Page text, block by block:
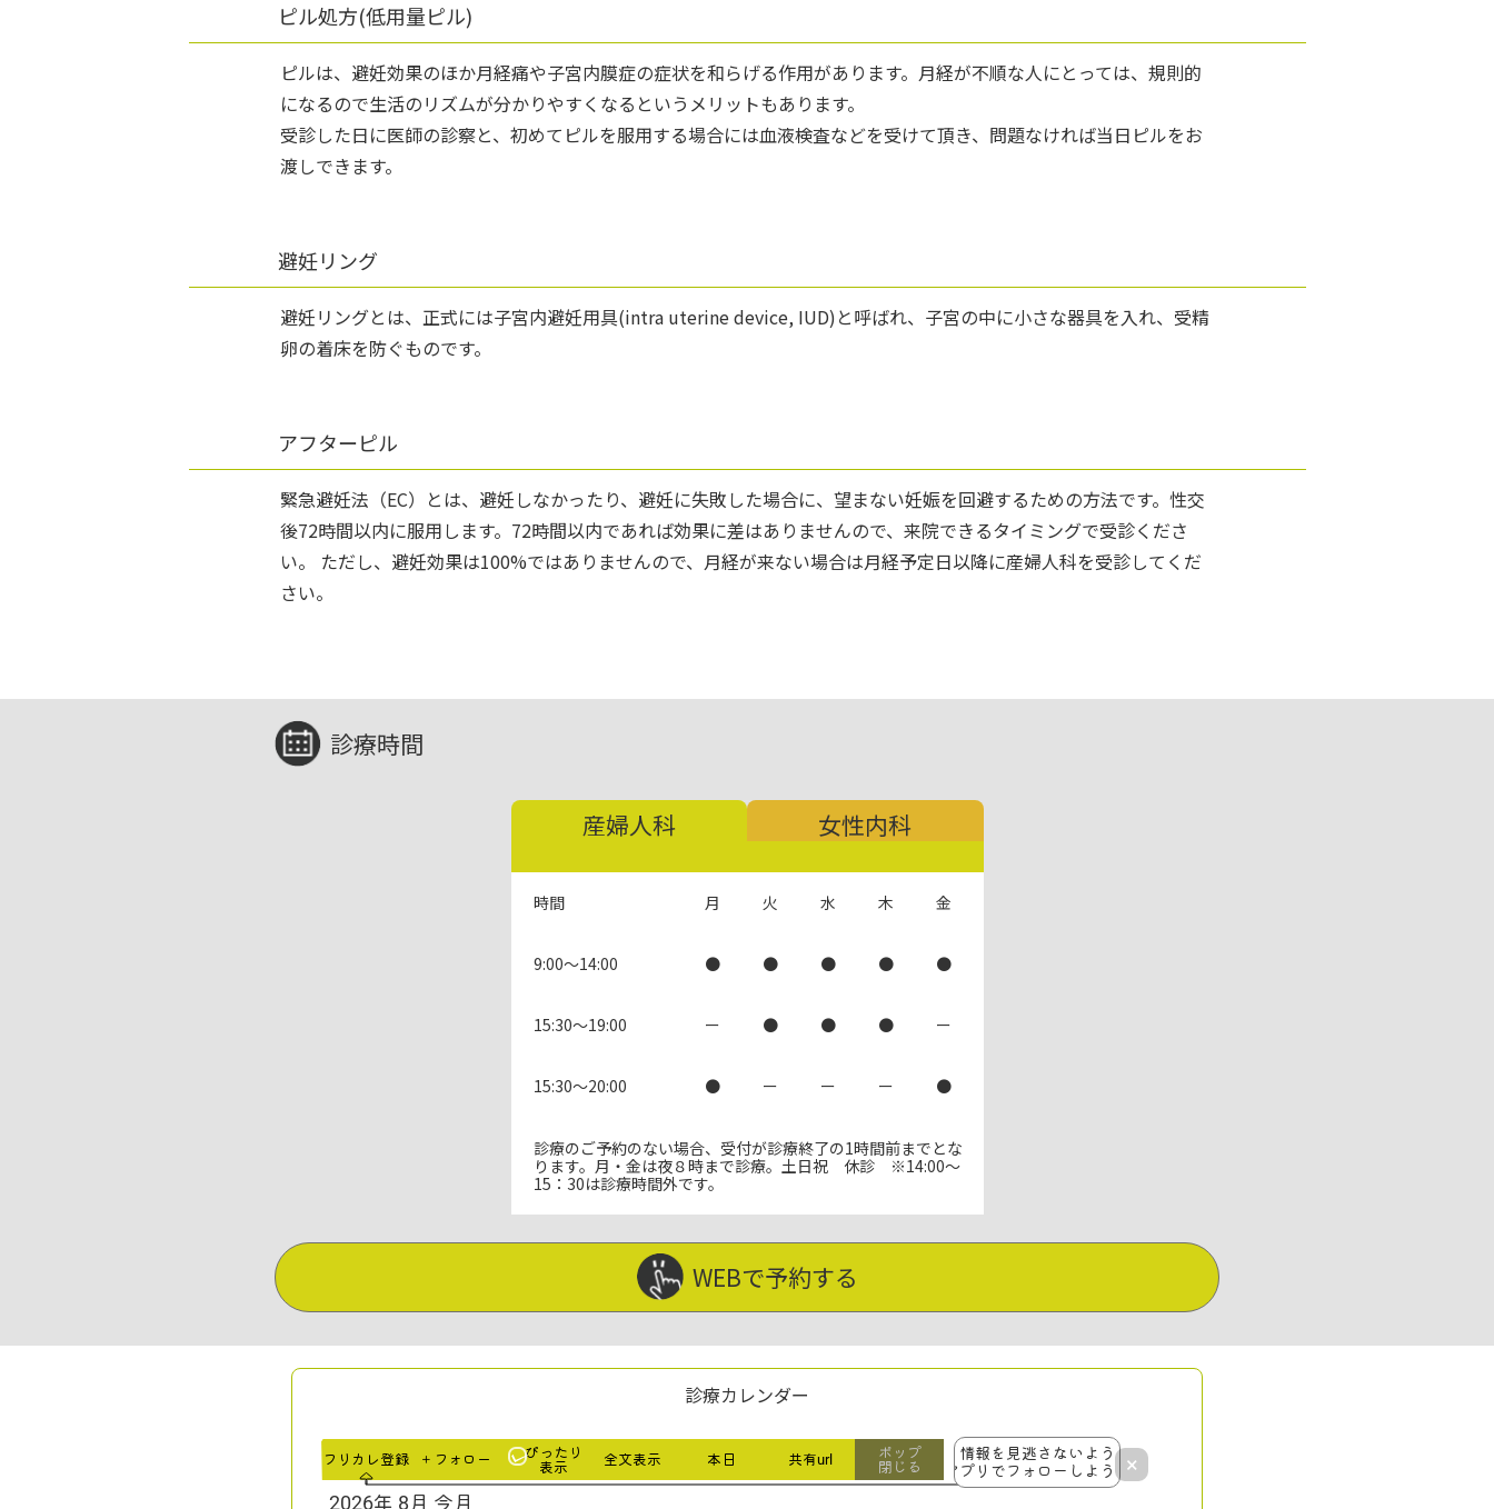
ピル処方(低用量ピル)
ピルは、避妊効果のほか月経痛や子宮内膜症の症状を和らげる作用があります。月経が不順な人にとっては、規則的
になるので生活のリズムが分かりやすくなるというメリットもあります。
受診した日に医師の診察と、初めてピルを服用する場合には血液検査などを受けて頂き、問題なければ当日ピルをお
渡しできます。
避妊リング
避妊リングとは、正式には子宮内避妊用具(intra uterine device, IUD)と呼ばれ、子宮の中に小さな器具を入れ、受精
卵の着床を防ぐものです。
アフターピル
緊急避妊法（EC）とは、避妊しなかったり、避妊に失敗した場合に、望まない妊娠を回避するための方法です。性交
後72時間以内に服用します。72時間以内であれば効果に差はありませんので、来院できるタイミングで受診くださ
い。 ただし、避妊効果は100%ではありませんので、月経が来ない場合は月経予定日以降に産婦人科を受診してくだ
さい。
診療時間
産婦人科 女性内科
時間 月 火 水 木 金
9:00～14:00 ● ● ● ● ●
15:30～19:00 ー ● ● ● ー
15:30～20:00 ● ー ー ー ●
診療のご予約のない場合、受付が診療終了の1時間前までとな
ります。月・金は夜８時まで診療。土日祝 休診 ※14:00～
15：30は診療時間外です。
WEBで予約する
診療カレンダー